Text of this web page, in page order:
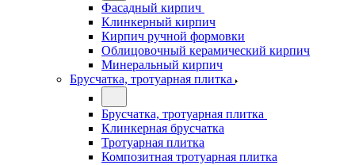
Фасадный кирпич
Клинкерный кирпич
Кирпич ручной формовки
Облицовочный керамический кирпич
Минеральный кирпич
Брусчатка, тротуарная плитка
Брусчатка, тротуарная плитка
Клинкерная брусчатка
Тротуарная плитка
Композитная тротуарная плитка